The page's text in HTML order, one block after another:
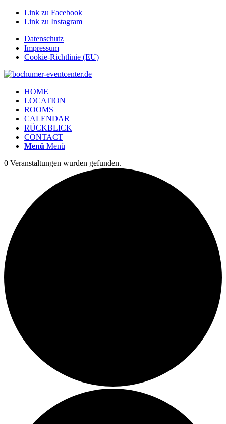
Link zu Facebook
Link zu Instagram
Datenschutz
Impressum
Cookie-Richtlinie (EU)
HOME
LOCATION
ROOMS
CALENDAR
RÜCKBLICK
CONTACT
Menü Menü
0 Veranstaltungen wurden gefunden.